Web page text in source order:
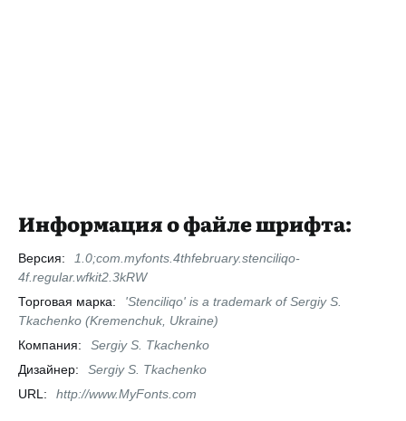
Информация о файле шрифта:
Версия:
1.0;com.myfonts.4thfebruary.stenciliqo-
4f.regular.wfkit2.3kRW
Торговая марка:
'Stenciliqo' is a trademark of Sergiy S.
Tkachenko (Kremenchuk, Ukraine)
Компания:
Sergiy S. Tkachenko
Дизайнер:
Sergiy S. Tkachenko
URL:
http://www.MyFonts.com